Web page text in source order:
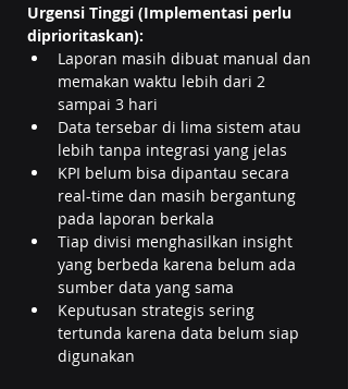
Urgensi Tinggi (Implementasi perlu
diprioritaskan):
Laporan masih dibuat manual dan
memakan waktu lebih dari 2
sampai 3 hari
Data tersebar di lima sistem atau
lebih tanpa integrasi yang jelas
KPI belum bisa dipantau secara
real-time dan masih bergantung
pada laporan berkala
Tiap divisi menghasilkan insight
yang berbeda karena belum ada
sumber data yang sama
Keputusan strategis sering
tertunda karena data belum siap
digunakan